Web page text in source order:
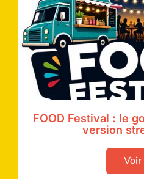
FOOD Festival : le
version
Voir